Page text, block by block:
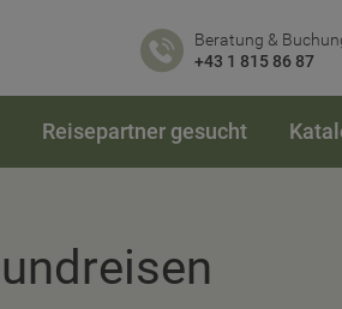
Beratung &
+43 1 815 86 87
Reisepartner gesucht